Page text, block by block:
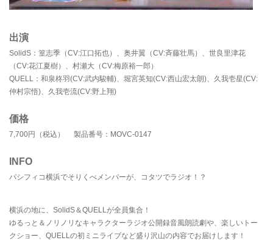
出演
SolidS：篁志季（CV:江口拓也）、奥井翼（CV:斉藤壮馬）、世良里津花
（CV:花江夏樹）、村瀬大（CV:梅原裕一郎）
QUELL：和泉柊羽(CV:武内駿輔)、堀宮英知(CV:西山宏太朗)、久我壱星(CV:
仲村宗悟)、久我壱流(CV:野上翔)
価格
7,700円（税込） 製品番号：MOVC-0147
INFO
パシフィコ横浜でそりくべメンバーが、コタツでラジオ！？
横浜の地に、SolidS＆QUELLが全員集合！
ゆるっと＆ノリノリなキャラクターラジオ公開録音風朗読劇や、楽しいトー
クショー、QUELLの初ミニライブなど盛り沢山の内容でお届けします！